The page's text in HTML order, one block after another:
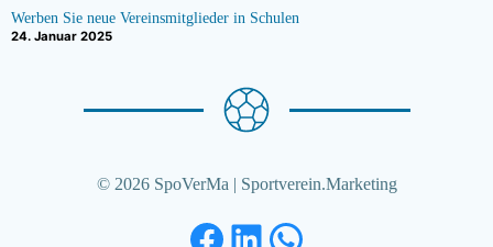
Werben Sie neue Vereinsmitglieder in Schulen
24. Januar 2025
© 2026 SpoVerMa | Sportverein.Marketing
Facebook
LinkedIn
WhatsApp